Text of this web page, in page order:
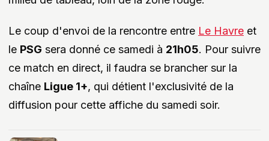
Le coup d'envoi de la rencontre entre Le Havre et
le PSG sera donné ce samedi à 21h05. Pour suivre
ce match en direct, il faudra se brancher sur la
chaîne Ligue 1+, qui détient l'exclusivité de la
diffusion pour cette affiche du samedi soir.